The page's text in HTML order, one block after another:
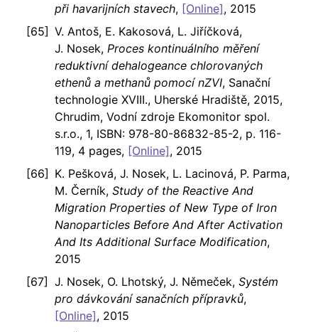
při havarijních stavech, [Online], 2015
V. Antoš, E. Kakosová, L. Jiříčková,
J. Nosek, Proces kontinuálního měření
reduktivní dehalogeance chlorovaných
ethenů a methanů pomocí nZVI, Sanační
technologie XVIII., Uherské Hradiště, 2015,
Chrudim, Vodní zdroje Ekomonitor spol.
s.r.o., 1, ISBN: 978-80-86832-85-2, p. 116-
119, 4 pages, [Online], 2015
K. Pešková, J. Nosek, L. Lacinová, P. Parma,
M. Černík, Study of the Reactive And
Migration Properties of New Type of Iron
Nanoparticles Before And After Activation
And Its Additional Surface Modification,
2015
J. Nosek, O. Lhotský, J. Němeček, Systém
pro dávkování sanačních přípravků,
[Online], 2015